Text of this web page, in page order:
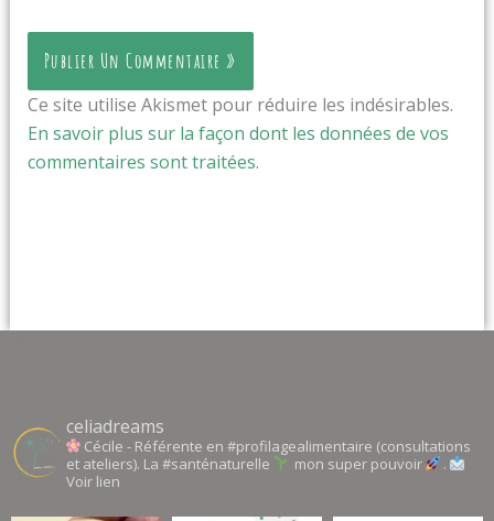
Ce site utilise Akismet pour réduire les indésirables.
En savoir plus sur la façon dont les données de vos
commentaires sont traitées.
celiadreams
Cécile - Référente en #profilagealimentaire (consultations
et ateliers). La #santénaturelle
mon super pouvoir
.
Voir lien